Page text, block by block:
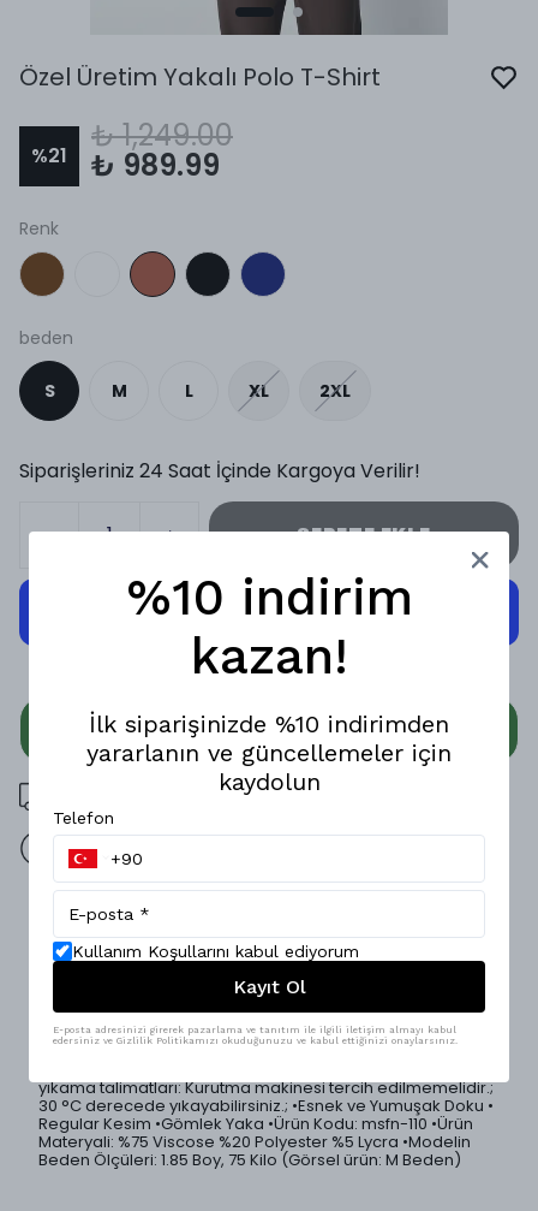
Özel Üretim Yakalı Polo T-Shirt
%21
₺ 1,249.00
₺ 989.99
Renk
beden
S M L XL 2XL
Siparişleriniz 24 Saat İçinde Kargoya Verilir!
SEPETE EKLE
WHATSAPP
3000 TL üzeri ücretsiz kargo
14 gün içinde iade değişim
Ürün Açıklaması
Konfor ve şıklığın birleşimi erkek Polo t-shirt! Modal
kumaşın yumuşak dokusu, hafif ve nefes alabilen yapısıyla
gün boyu konfor sağlar.; 5 farklı renk seçeneği ile geniş
kombin imkanı sunar.; Regular fit kesimi, vücuda dengeli
otururken, özel gömlek yaka tasarımı modern, sade ve
premium bir görünüm sunar.; •Ürünlerimiz Mesfeno
yıkama talimatları: Kurutma makinesi tercih edilmemelidir.;
30 °C derecede yıkayabilirsiniz.; •Esnek ve Yumuşak Doku •
Regular Kesim •Gömlek Yaka •Ürün Kodu: msfn-110 •Ürün
Materyali: %75 Viscose %20 Polyester %5 Lycra •Modelin
Beden Ölçüleri: 1.85 Boy, 75 Kilo (Görsel ürün: M Beden)
%10 indirim
kazan!
İlk siparişinizde %10 indirimden
yararlanın ve güncellemeler için
kaydolun
Telefon
Kullanım Koşullarını kabul ediyorum
Kayıt Ol
E-posta adresinizi girerek pazarlama ve tanıtım ile ilgili iletişim almayı kabul
edersiniz ve Gizlilik Politikamızı okuduğunuzu ve kabul ettiğinizi onaylarsınız.